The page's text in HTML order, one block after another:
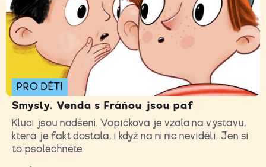
PRO DĚTI
Smysly. Venda s Fráňou jsou paf
Kluci jsou nadšení. Vopičková je vzala na výstavu,
která je fakt dostala, i když na ní nic neviděli. Jen si
to psolechněte.